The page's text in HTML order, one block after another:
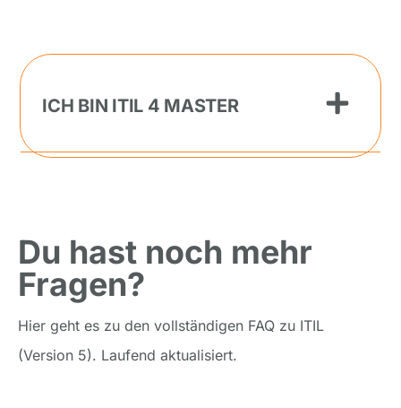
ICH BIN ITIL 4 MASTER
Du hast noch mehr
Fragen?
Hier geht es zu den vollständigen FAQ zu ITIL
(Version 5). Laufend aktualisiert.